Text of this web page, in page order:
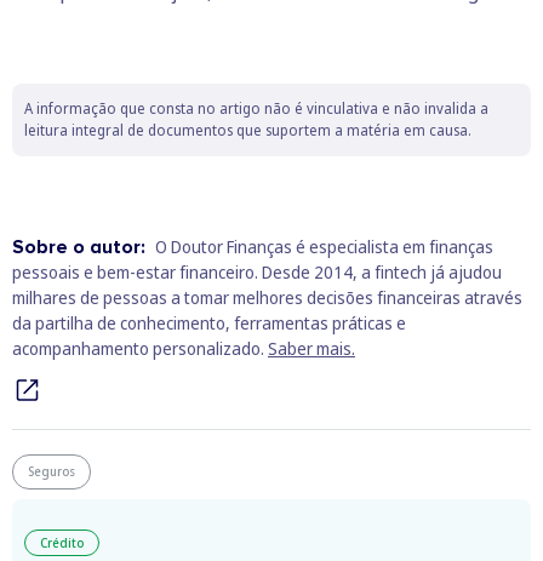
A informação que consta no artigo não é vinculativa e não invalida a
leitura integral de documentos que suportem a matéria em causa.
Sobre o autor: O Doutor Finanças é especialista em finanças
pessoais e bem‑estar financeiro. Desde 2014, a fintech já ajudou
milhares de pessoas a tomar melhores decisões financeiras através
da partilha de conhecimento, ferramentas práticas e
acompanhamento personalizado. Saber mais.
Seguros
Crédito